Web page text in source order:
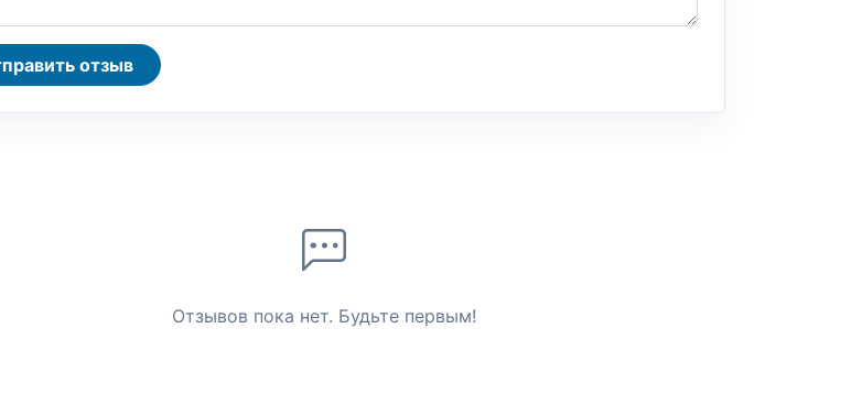
Отправить отзыв
Отзывов пока нет. Будьте первым!